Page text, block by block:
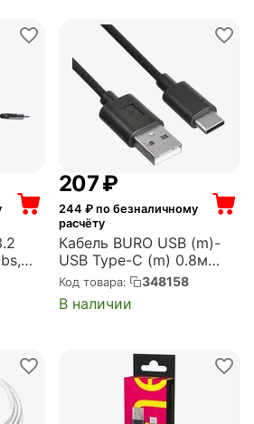
1M)
‍207‍₽
244 ₽ по безналичному
расчёту
Кабель BURO USB (m)-
USB Type-C (m) 0.8м
черный (USB-TC-0.8B2A)
Код товара: 348158
В наличии